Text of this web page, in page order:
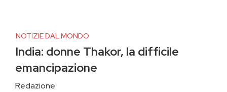
NOTIZIE DAL MONDO
India: donne Thakor, la difficile
emancipazione
Redazione